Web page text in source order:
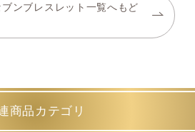
ンブレスレット一覧へもど
商品カテゴリ